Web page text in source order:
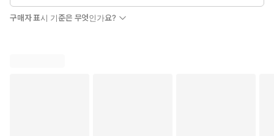
구매자 표시 기준은 무엇인가요?